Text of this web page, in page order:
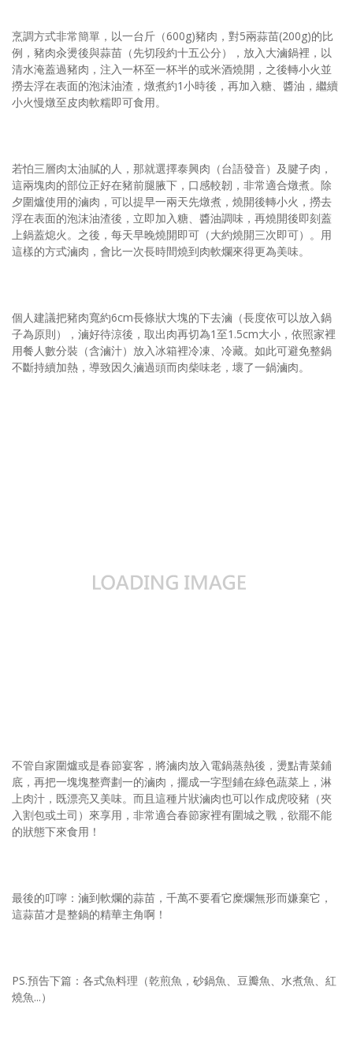
烹調方式非常簡單，以一台斤（600g)豬肉，對5兩蒜苗(200g)的比
例，豬肉汆燙後與蒜苗（先切段約十五公分），放入大滷鍋裡，以
清水淹蓋過豬肉，注入一杯至一杯半的或米酒燒開，之後轉小火並
撈去浮在表面的泡沫油渣，燉煮約1小時後，再加入糖、醬油，繼續
小火慢燉至皮肉軟糯即可食用。
若怕三層肉太油膩的人，那就選擇泰興肉（台語發音）及腱子肉，
這兩塊肉的部位正好在豬前腿腋下，口感較韌，非常適合燉煮。除
夕圍爐使用的滷肉，可以提早一兩天先燉煮，燒開後轉小火，撈去
浮在表面的泡沫油渣後，立即加入糖、醬油調味，再燒開後即刻蓋
上鍋蓋熄火。之後，每天早晚燒開即可（大約燒開三次即可）。用
這樣的方式滷肉，會比一次長時間燒到肉軟爛來得更為美味。
個人建議把豬肉寬約6cm長條狀大塊的下去滷（長度依可以放入鍋
子為原則），滷好待涼後，取出肉再切為1至1.5cm大小，依照家裡
用餐人數分裝（含滷汁）放入冰箱裡冷凍、冷藏。如此可避免整鍋
不斷持續加熱，導致因久滷過頭而肉柴味老，壞了一鍋滷肉。
不管自家圍爐或是春節宴客，將滷肉放入電鍋蒸熱後，燙點青菜鋪
底，再把一塊塊整齊劃一的滷肉，擺成一字型鋪在綠色蔬菜上，淋
上肉汁，既漂亮又美味。而且這種片狀滷肉也可以作成虎咬豬（夾
入割包或土司）來享用，非常適合春節家裡有圍城之戰，欲罷不能
的狀態下來食用！
最後的叮嚀：滷到軟爛的蒜苗，千萬不要看它糜爛無形而嫌棄它，
這蒜苗才是整鍋的精華主角啊！
PS.預告下篇：各式魚料理（乾煎魚，砂鍋魚、豆瓣魚、水煮魚、紅
燒魚...）